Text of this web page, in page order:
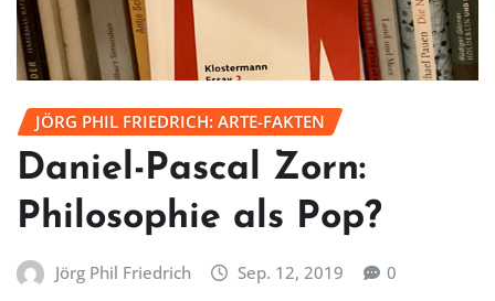
JÖRG PHIL FRIEDRICH: ARTE-FAKTEN
Daniel-Pascal Zorn:
Philosophie als Pop?
Jörg Phil Friedrich Sep. 12, 2019 0